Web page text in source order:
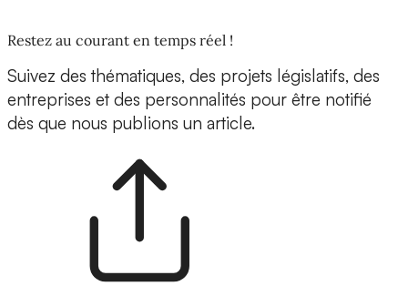
Restez au courant en temps réel !
Suivez des thématiques, des projets législatifs, des
entreprises et des personnalités pour être notifié
dès que nous publions un article.